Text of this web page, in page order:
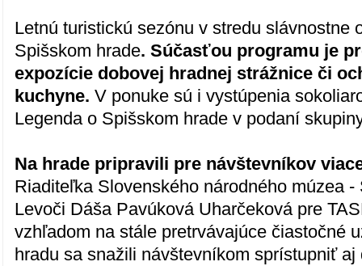
Letnú turistickú sezónu v stredu slávnostne
Spišskom hrade. Súčasťou programu je
expozície dobovej hradnej strážnice či
kuchyne. V ponuke sú i vystúpenia
Legenda o Spišskom hrade v podaní
Na hrade pripravili pre návštevníkov
Riaditeľka Slovenského národného múzea
Levoči Dáša Pavúková Uharčeková pre
vzhľadom na stále pretrvávajúce čiastočné
hradu sa snažili návštevníkom sprístupniť